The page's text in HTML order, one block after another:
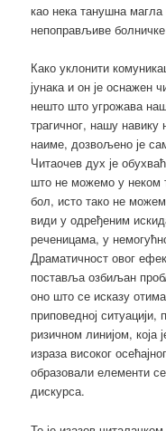
као нека танушна
непоправљиве болничке
Како уклонити
јунака и он је оснажен
нешто што угрожава
трагичног, нашу навику
наиме, дозвољено је
Читаочев дух је
што не можемо у неком
бол, исто тако не
види у одређеним
реченицама, у
Драматичност овог
поставља озбиљан
оно што се исказу
приповедној
ризичном линијом, која
израза високог
образовали елементи
дискурса.